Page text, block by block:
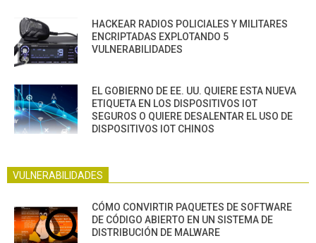
HACKEAR RADIOS POLICIALES Y MILITARES
ENCRIPTADAS EXPLOTANDO 5
VULNERABILIDADES
EL GOBIERNO DE EE. UU. QUIERE ESTA NUEVA
ETIQUETA EN LOS DISPOSITIVOS IOT
SEGUROS O QUIERE DESALENTAR EL USO DE
DISPOSITIVOS IOT CHINOS
VULNERABILIDADES
CÓMO CONVIRTIR PAQUETES DE SOFTWARE
DE CÓDIGO ABIERTO EN UN SISTEMA DE
DISTRIBUCIÓN DE MALWARE